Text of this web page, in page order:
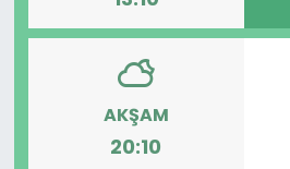
AKŞAM
20:10